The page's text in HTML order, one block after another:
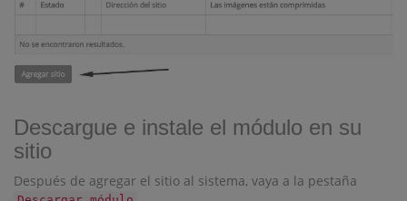
Descargue e instale el módulo en su
sitio
Después de agregar el sitio al sistema, vaya a la pestaña